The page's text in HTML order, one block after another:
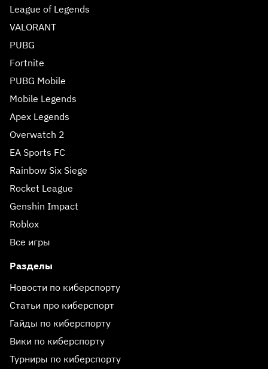
League of Legends
VALORANT
PUBG
Fortnite
PUBG Mobile
Mobile Legends
Apex Legends
Overwatch 2
EA Sports FC
Rainbow Six Siege
Rocket League
Genshin Impact
Roblox
Все игры
Разделы
Новости по киберспорту
Статьи про киберспорт
Гайды по киберспорту
Вики по киберспорту
Турниры по киберспорту